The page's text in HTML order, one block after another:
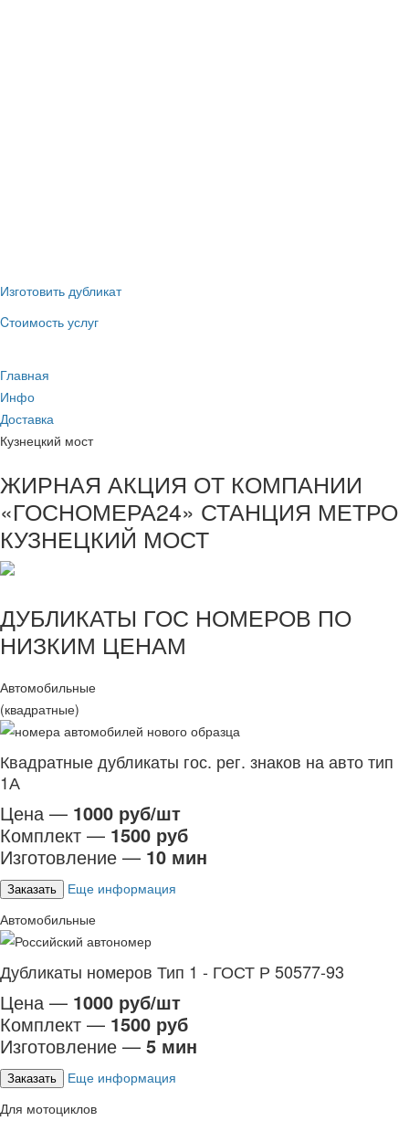
Изготовить дубликат
Cтоимость услуг
Главная
Инфо
Доставка
Кузнецкий мост
ЖИРНАЯ АКЦИЯ ОТ КОМПАНИИ
«ГОСНОМЕРА24» СТАНЦИЯ МЕТРО
КУЗНЕЦКИЙ МОСТ
ДУБЛИКАТЫ ГОС НОМЕРОВ ПО
НИЗКИМ ЦЕНАМ
Автомобильные
(квадратные)
Квадратные дубликаты гос. рег. знаков на авто тип
1А
Цена — 1000 руб/шт
Комплект — 1500 руб
Изготовление — 10 мин
Заказать
Еще информация
Автомобильные
Дубликаты номеров Тип 1 - ГОСТ Р 50577-93
Цена — 1000 руб/шт
Комплект — 1500 руб
Изготовление — 5 мин
Заказать
Еще информация
Для мотоциклов